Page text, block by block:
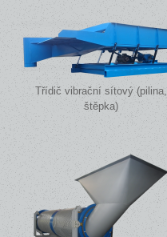
Třídič vibrační sítový (pilina,
štěpka)